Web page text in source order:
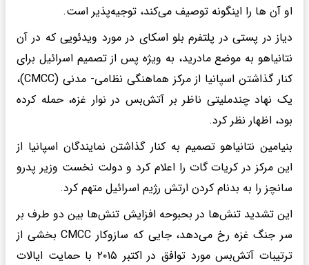
او آن ها را اینگونه توصیف می‌کند، توجیه‌پذیر است.
دیاز در پستی در پلتفرم بلو اسکای در مورد ویدئویی که در آن
نتانیاهو به موضع مادرید، به ویژه پس از تصمیم اسرائیل برای
کنار گذاشتن اسپانیا از مرکز هماهنگی نظامی- مدنی (CMCC)،
یک نهاد چندملیتی ناظر بر آتش‌بس در نوار غزه، حمله کرده
بود، اظهار نظر کرد.
بنیامین نتانیاهو تصمیم به کنار گذاشتن نمایندگان اسپانیا از
این مرکز در کریات گات را اعلام کرد و دولت نخست وزیر پدرو
سانچز را به بدنام کردن ارتش رژیم اسرائیل متهم کرد.
این تشدید تنش‌ها در بحبوحه افزایش تنش‌ها بین دو طرف بر
سر جنگ غزه رخ می‌دهد، جایی که سازوکار CMCC بخشی از
ترتیبات آتش‌بس مورد توافق در اکتبر ۲۰۱۵ با حمایت ایالات